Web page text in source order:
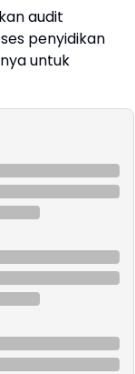
audit
penyidikan
untuk